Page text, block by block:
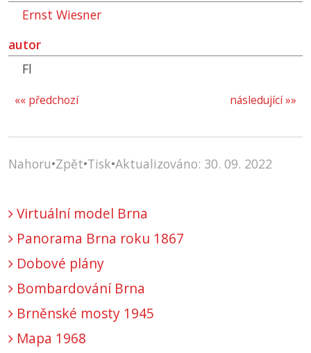
Ernst Wiesner
autor
Fl
následující »»
«« předchozí
Nahoru•Zpět•Tisk•Aktualizováno: 30. 09. 2022
Virtuální model Brna
Panorama Brna roku 1867
Dobové plány
Bombardování Brna
Brněnské mosty 1945
Mapa 1968